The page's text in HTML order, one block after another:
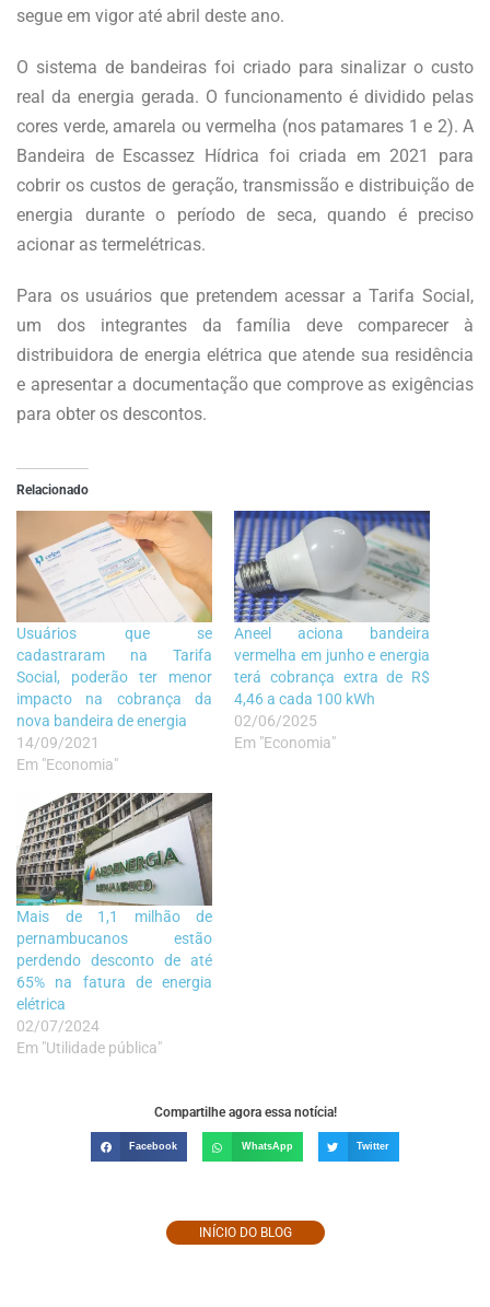
segue em vigor até abril deste ano.
O sistema de bandeiras foi criado para sinalizar o custo
real da energia gerada. O funcionamento é dividido pelas
cores verde, amarela ou vermelha (nos patamares 1 e 2). A
Bandeira de Escassez Hídrica foi criada em 2021 para
cobrir os custos de geração, transmissão e distribuição de
energia durante o período de seca, quando é preciso
acionar as termelétricas.
Para os usuários que pretendem acessar a Tarifa Social,
um dos integrantes da família deve comparecer à
distribuidora de energia elétrica que atende sua residência
e apresentar a documentação que comprove as exigências
para obter os descontos.
Relacionado
Usuários que se
cadastraram na Tarifa
Social, poderão ter menor
impacto na cobrança da
nova bandeira de energia
14/09/2021
Em "Economia"
Aneel aciona bandeira
vermelha em junho e energia
terá cobrança extra de R$
4,46 a cada 100 kWh
02/06/2025
Em "Economia"
Mais de 1,1 milhão de
pernambucanos estão
perdendo desconto de até
65% na fatura de energia
elétrica
02/07/2024
Em "Utilidade pública"
Compartilhe agora essa notícia!
Facebook WhatsApp Twitter
INÍCIO DO BLOG